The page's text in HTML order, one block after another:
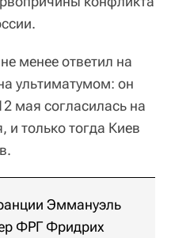
менее ответил на
ультиматумом: он
мая согласилась на
и только тогда Киев
Эммануэль
ФРГ Фридрих